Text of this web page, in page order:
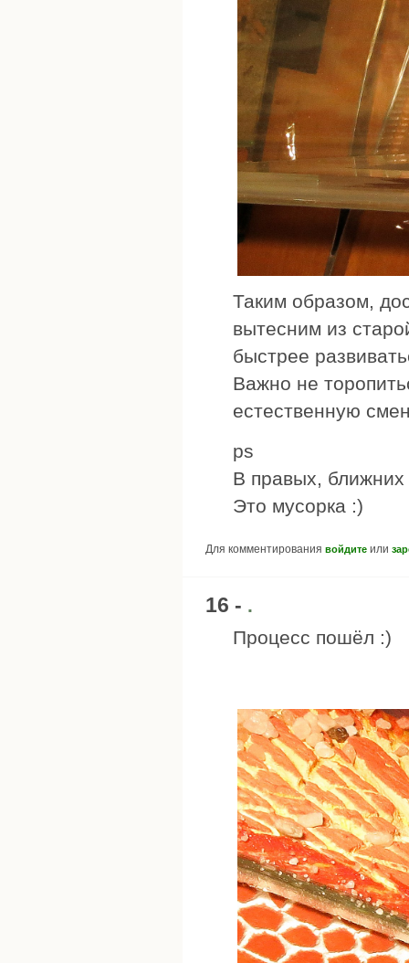
Таким образом,
вытесним из
быстрее
Важно не
естественную
ps
В правых, ближних
Это мусорка :)
Для комментирования войдите или
16 - .
Процесс пошёл :)